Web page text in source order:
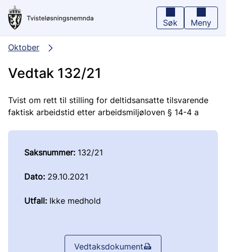
Hopp
hovedinnhold
Søk Meny
Oktober
Vedtak 132/21
Tvist om rett til stilling for deltidsansatte tilsvarende
faktisk arbeidstid etter arbeidsmiljøloven § 14-4 a
Saksnummer: 132/21
Dato: 29.10.2021
Utfall: Ikke medhold
Vedtaksdokument